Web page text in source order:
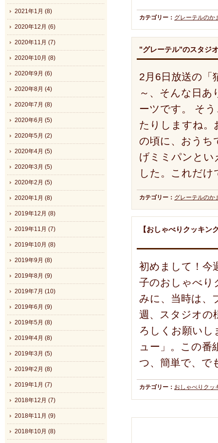
カテゴリー： グレーテルのか
"グレーテル"のスタジ
2月6日放送の
～、そんな日
ーツです。 そ
たりしますね。
の頃に、おうち
げミミパンとい
した。これだけ
カテゴリー： グレーテルのか
【おしゃべりクッキン
初めまして！今
子のおしゃべり
みに、当時は、
週、スタジオの
ろしくお願いし
ュー」。この番
つ、簡単で、で
カテゴリー： おしゃべりクッ
2021年1月 (8)
2020年12月 (6)
2020年11月 (7)
2020年10月 (8)
2020年9月 (6)
2020年8月 (4)
2020年7月 (8)
2020年6月 (5)
2020年5月 (2)
2020年4月 (5)
2020年3月 (5)
2020年2月 (5)
2020年1月 (8)
2019年12月 (8)
2019年11月 (7)
2019年10月 (8)
2019年9月 (8)
2019年8月 (9)
2019年7月 (10)
2019年6月 (9)
2019年5月 (8)
2019年4月 (8)
2019年3月 (5)
2019年2月 (8)
2019年1月 (7)
2018年12月 (7)
2018年11月 (9)
2018年10月 (8)